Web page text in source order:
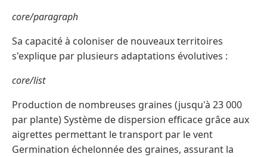
core/paragraph
Sa capacité à coloniser de nouveaux territoires
s'explique par plusieurs adaptations évolutives :
core/list
Production de nombreuses graines (jusqu'à 23 000
par plante) Système de dispersion efficace grâce aux
aigrettes permettant le transport par le vent
Germination échelonnée des graines, assurant la